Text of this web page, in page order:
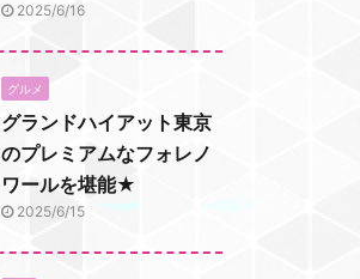
2025/6/16
グルメ
グランドハイアット東京
のプレミアムなフォレノ
ワールを堪能★
2025/6/15